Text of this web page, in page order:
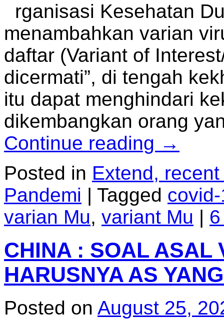
rganisasi Kesehatan
menambahkan varian
daftar (Variant of
dicermati”, di tengah
itu dapat menghindari
dikembangkan orang
Continue reading →
Posted in Extend,
Pandemi | Tagged
varian Mu, variant Mu |
CHINA : SOAL ASAL
HARUSNYA AS
Posted on August 25,